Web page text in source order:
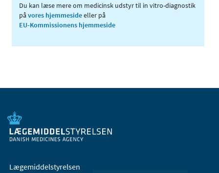
Du kan læse mere om medicinsk udstyr til in vitro-diagnostik
på vores hjemmesideeller på
EU-Kommissionens hjemmeside
Lægemiddelstyrelsen